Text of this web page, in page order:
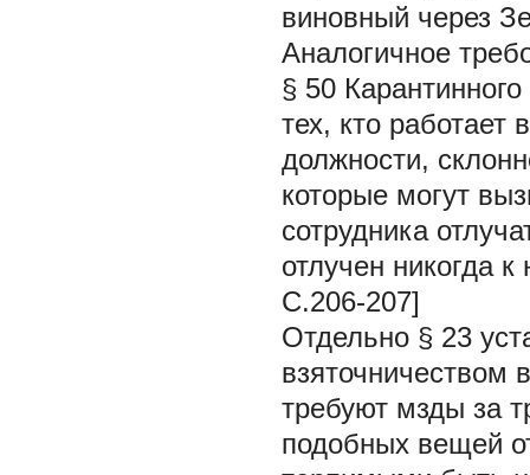
виновный через
Аналогичное
§ 50
тех, кто работает
должности,
которые могут
сотрудника
отлучен никогда
С.206-207]
Отдельно § 23
взяточничеством
требуют мзды за
подобных вещей